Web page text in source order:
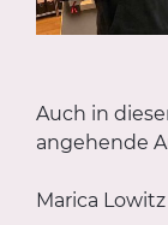
Auch in
angehende
Marica Lowitz